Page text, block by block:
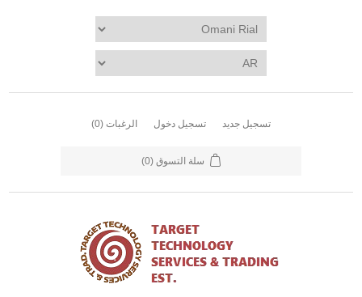
تسجيل جديد تسجيل دخول الرغبات (0)
سلة التسوق (0)